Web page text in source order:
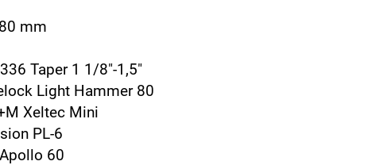
mm
Taper 1 1/8"-1,5"
Light Hammer 80
Xeltec Mini
PL-6
60